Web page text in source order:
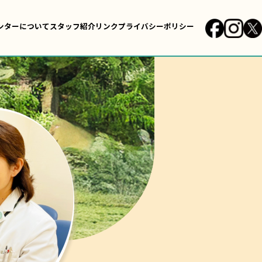
ターについてスタッフ紹介リンクプライバシーポリシー